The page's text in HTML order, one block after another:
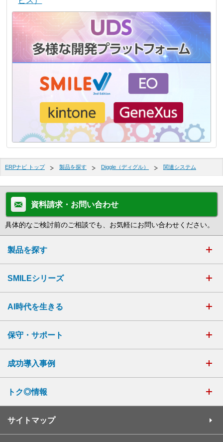
ERPナビ トップ 製品を探す Diggle（ディグル） 関連システム
資料請求・お問い合わせ
具体的なご検討前のご相談でも、お気軽にお問い合わせください。
製品を探す
SMILEシリーズ
AI時代を生きる
保守・サポート
成功導入事例
トク◎情報
サイトマップ